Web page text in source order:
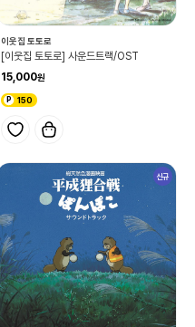
이웃집 토토로
[이웃집 토토로] 사운드트랙/OST
15,000
150
신규